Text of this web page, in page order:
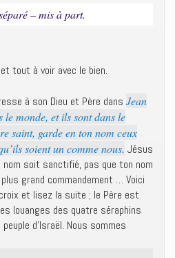
– mis à part.
tout à voir avec le bien.
à son Dieu et Père dans Jean
le monde, et ils sont dans le
saint, garde en ton nom ceux
soient un comme nous. Jésus
nom soit sanctifié, pas que ton nom
grand commandement … Voici
et lisez la suite ; le Père est
louanges des quatre séraphins
d’Israël. Nous sommes